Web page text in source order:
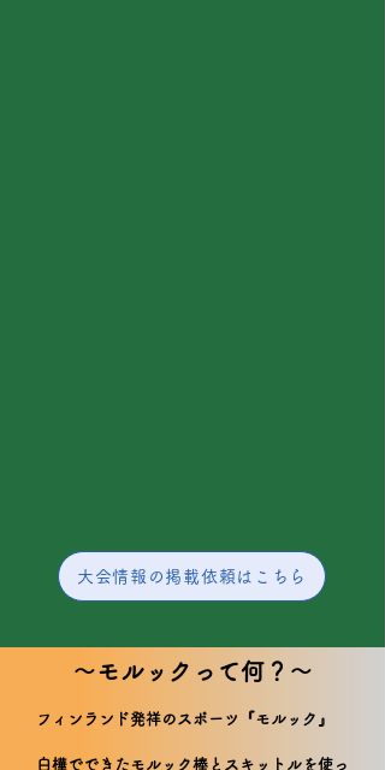
大会情報の掲載依頼はこちら
​～モルックって何？～
フィンランド発祥のスポーツ『モルック』
白樺でできたモルック棒とスキットルを使っ